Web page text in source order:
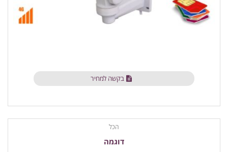
בקשה למחיר
הכל
דוגמה